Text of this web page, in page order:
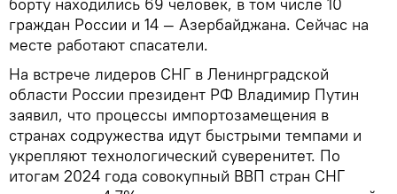
граждан России и 14 — Азербайджана. Сейчас на
месте работают спасатели.
На встрече лидеров СНГ в Ленинрградской
области России президент РФ Владимир Путин
заявил, что процессы импортозамещения в
странах содружества идут быстрыми темпами и
укрепляют технологический суверенитет. По
итогам 2024 года совокупный ВВП стран СНГ